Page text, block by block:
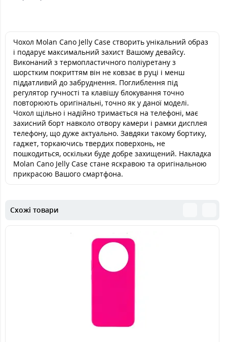
Чохол Molan Cano Jelly Case створить унікальний образ
і подарує максимальний захист Вашому девайсу.
Виконаний з термопластичного поліуретану з
шорстким покриттям він не ковзає в руці і менш
піддатливий до забруднення. Поглиблення під
регулятор гучності та клавішу блокування точно
повторюють оригінальні, точно як у даної моделі.
Чохол щільно і надійно тримається на телефоні, має
захисний борт навколо отвору камери і рамки дисплея
телефону, що дуже актуально. Завдяки такому бортику,
гаджет, торкаючись твердих поверхонь, не
пошкодиться, оскільки буде добре захищений. Накладка
Molan Cano Jelly Case стане яскравою та оригінальною
прикрасою Вашого смартфона.
Схожі товари